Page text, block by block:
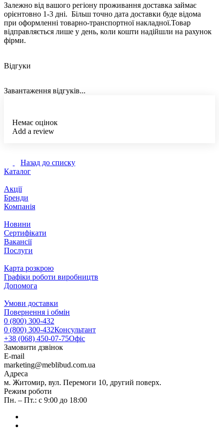
Залежно від вашого регіону проживання доставка займає
орієнтовно 1-3 дні. Більш точно дата доставки буде відома
при оформленні товарно-транспортної накладної.Товар
відправляється лише у день, коли кошти надійшли на рахунок
фірми.
Відгуки
Завантаження відгуків...
Немає оцінок
Add a review
Назад до списку
Каталог
Акції
Бренди
Компанія
Новини
Сертифікати
Вакансії
Послуги
Карта розкрою
Графіки роботи виробництв
Допомога
Умови доставки
Повернення і обмін
0 (800) 300-432
0 (800) 300-432Консультант
+38 (068) 450-07-75Офіс
Замовити дзвінок
E-mail
marketing@meblibud.com.ua
Адреса
м. Житомир, вул. Перемоги 10, другий поверх.
Режим роботи
Пн. – Пт.: с 9:00 до 18:00